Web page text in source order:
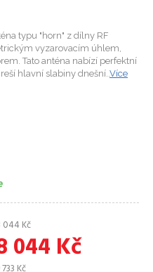
typu "horn" z dílny RF
vyzarovacím úhlem,
Tato anténa nabízí perfektní
hlavní slabiny dnešní..Více
044 Kč
044 Kč
Kč